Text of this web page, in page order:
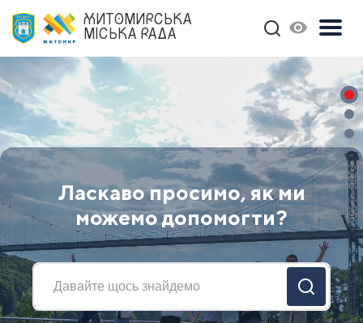
ЖИТОМИРСЬКА
МІСЬКА РАДА
Ласкаво просимо, як ми
можемо допомогти?
Previous Next